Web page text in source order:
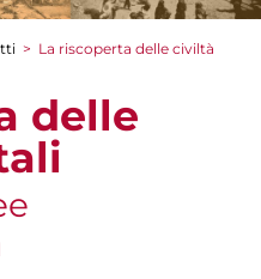
> La riscoperta delle civiltà
delle